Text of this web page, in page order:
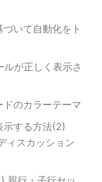
いて自動化をト
が正しく表示さ
のカラーテーマ
示する方法(2)
ィスカッション